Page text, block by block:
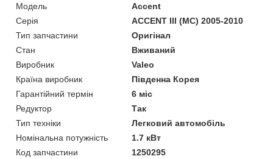
Модель
Accent
Серія
ACCENT III (MC) 2005-2010
Тип запчастини
Оригінал
Стан
Вживаний
Виробник
Valeo
Країна виробник
Південна Корея
Гарантійний термін
6 міс
Редуктор
Так
Тип техніки
Легковий автомобіль
Номінальна потужність
1.7 кВт
Код запчастини
1250295